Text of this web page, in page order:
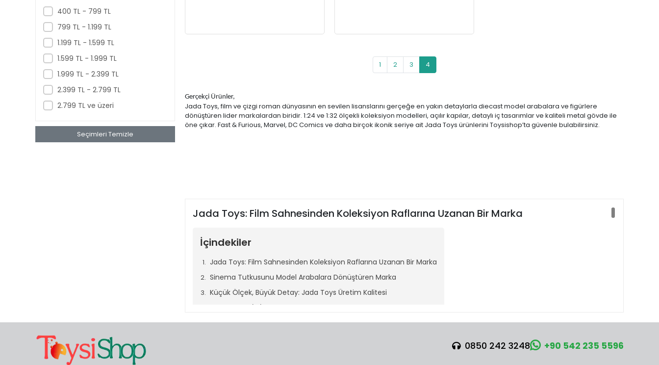
Jurassic World
KingsFun
New-Ray
Playskool
400 TL - 799 TL
799 TL - 1.199 TL
1.199 TL - 1.599 TL
1.599 TL - 1.999 TL
1.999 TL - 2.399 TL
2.399 TL - 2.799 TL
2.799 TL ve üzeri
Seçimleri Temizle
1 2 3 4
Gerçekçi Ürünler,
Jada Toys, film ve çizgi roman dünyasının en sevilen lisanslarını gerçeğe en yakın detaylarla diecast model arabalara ve figürlere
dönüştüren lider markalardan biridir. 1:24 ve 1:32 ölçekli koleksiyon modelleri, açılır kapılar, detaylı iç tasarımlar ve kaliteli metal gövde ile
öne çıkar. Fast & Furious, Marvel, DC Comics ve daha birçok ikonik seriye ait Jada Toys ürünlerini Toysishop’ta güvenle bulabilirsiniz.
Jada Toys: Film Sahnesinden Koleksiyon Raflarına Uzanan Bir Marka
İçindekiler
Jada Toys: Film Sahnesinden Koleksiyon Raflarına Uzanan Bir Marka
Sinema Tutkusunu Model Arabalara Dönüştüren Marka
Küçük Ölçek, Büyük Detay: Jada Toys Üretim Kalitesi
Pop Kültürle İç İçe: Marvel, DC ve Daha Fazlası
Nano Ölçekli Diorama Serileri
0850 242 3248 +90 542 235 5596